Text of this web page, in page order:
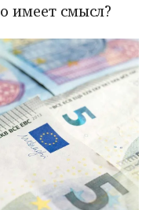
имеет смысл?